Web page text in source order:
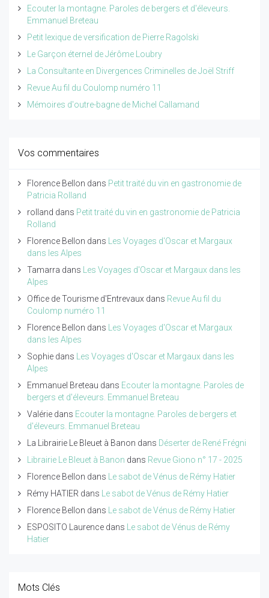
Ecouter la montagne. Paroles de bergers et d'éleveurs.
Emmanuel Breteau
Petit lexique de versification de Pierre Ragolski
Le Garçon éternel de Jérôme Loubry
La Consultante en Divergences Criminelles de Joël Striff
Revue Au fil du Coulomp numéro 11
Mémoires d'outre-bagne de Michel Callamand
Vos commentaires
Florence Bellon dans Petit traité du vin en gastronomie de
Patricia Rolland
rolland dans Petit traité du vin en gastronomie de Patricia
Rolland
Florence Bellon dans
Les Voyages d'Oscar et Margaux
dans les Alpes
Tamarra dans
Les Voyages d'Oscar et Margaux dans les
Alpes
Office de Tourisme d'Entrevaux dans Revue Au fil du
Coulomp numéro 11
Florence Bellon dans
Les Voyages d'Oscar et Margaux
dans les Alpes
Sophie dans
Les Voyages d'Oscar et Margaux dans les
Alpes
Emmanuel Breteau dans Ecouter la montagne. Paroles de
bergers et d'éleveurs. Emmanuel Breteau
Valérie dans Ecouter la montagne. Paroles de bergers et
d'éleveurs. Emmanuel Breteau
La Librairie Le Bleuet à Banon dans Déserter de René Frégni
Librairie Le Bleuet à Banon dans Revue Giono n° 17 - 2025
Florence Bellon dans
Le sabot de Vénus de Rémy Hatier
Rémy HATIER dans
Le sabot de Vénus de Rémy Hatier
Florence Bellon dans
Le sabot de Vénus de Rémy Hatier
ESPOSITO Laurence dans
Le sabot de Vénus de Rémy
Hatier
Mots Clés